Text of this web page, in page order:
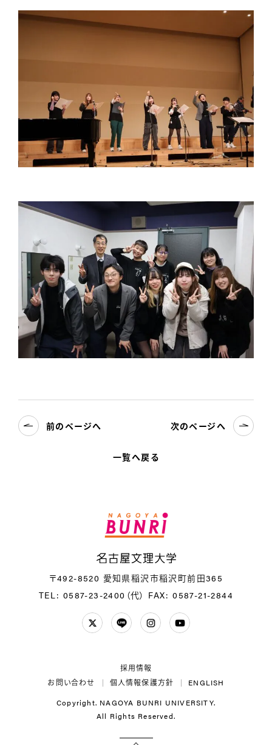
一覧へ戻る
前のページへ 次のページへ
〒492-8520 愛知県稲沢市稲沢町前田365
TEL: 0587-23-2400（代） FAX: 0587-21-2844
ENGLISH
個人情報保護方針
お問い合わせ
採用情報
Copyright. NAGOYA BUNRI UNIVERSITY.
All Rights Reserved.